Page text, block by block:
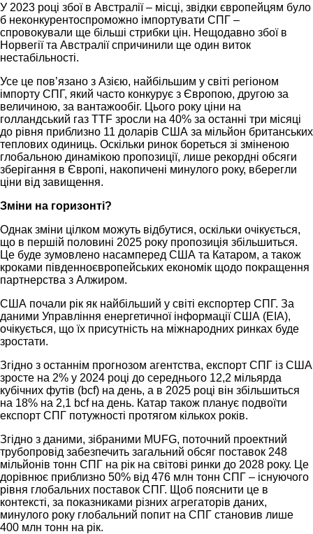
У 2023 році збої в Австралії – місці, звідки європейцям було
б неконкурентоспроможно імпортувати СПГ –
спровокували ще більші стрибки цін. Нещодавно збої в
Норвегії та Австралії спричинили ще один виток
нестабільності.
Усе це пов’язано з Азією, найбільшим у світі регіоном
імпорту СПГ, який часто конкурує з Європою, другою за
величиною, за вантажообіг. Цього року ціни на
голландський газ TTF зросли на 40% за останні три місяці
до рівня приблизно 11 доларів США за мільйон британських
теплових одиниць. Оскільки ринок бореться зі зміненою
глобальною динамікою пропозиції, лише рекордні обсяги
зберігання в Європі, накопичені минулого року, вберегли
ціни від завищення.
Зміни на горизонті?
Однак зміни цілком можуть відбутися, оскільки очікується,
що в першій половині 2025 року пропозиція збільшиться.
Це буде зумовлено насамперед США та Катаром, а також
кроками південноєвропейських економік щодо покращення
партнерства з Алжиром.
США почали рік як найбільший у світі експортер СПГ. За
даними Управління енергетичної інформації США (EIA),
очікується, що їх присутність на міжнародних ринках буде
зростати.
Згідно з останнім прогнозом агентства, експорт СПГ із США
зросте на 2% у 2024 році до середнього 12,2 мільярда
кубічних футів (bcf) на день, а в 2025 році він збільшиться
на 18% на 2,1 bcf на день. Катар також планує подвоїти
експорт СПГ потужності протягом кількох років.
Згідно з даними, зібраними MUFG, поточний проектний
трубопровід забезпечить загальний обсяг поставок 248
мільйонів тонн СПГ на рік на світові ринки до 2028 року. Це
дорівнює приблизно 50% від 476 млн тонн СПГ – існуючого
рівня глобальних поставок СПГ. Щоб пояснити це в
контексті, за показниками різних агрегаторів даних,
минулого року глобальний попит на СПГ становив лише
400 млн тонн на рік.